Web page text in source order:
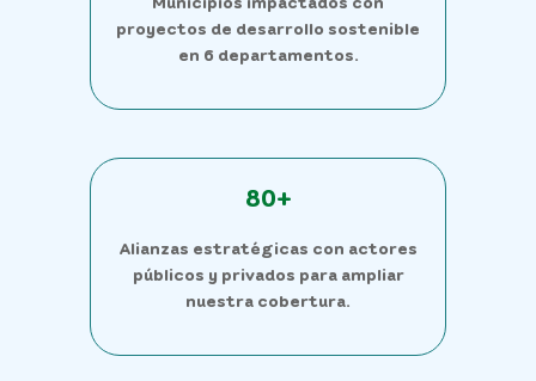
proyectos de desarrollo sostenible
en 6 departamentos.
80+
Alianzas estratégicas con actores
públicos y privados para ampliar
nuestra cobertura.